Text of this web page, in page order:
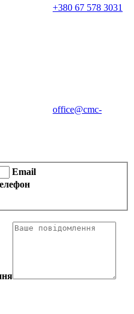
+380 67 578 3031
office@cmc-
Email